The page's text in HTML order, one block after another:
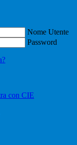
Nome Utente
Password
con CIE